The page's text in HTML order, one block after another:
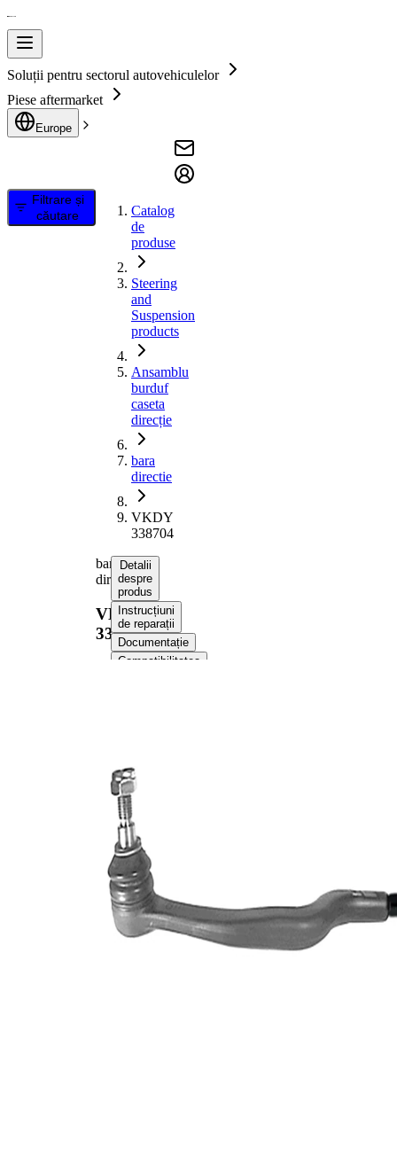
Soluții pentru sectorul autovehiculelor
Piese aftermarket
Europe
Filtrare și
căutare
Catalog
de
produse
Steering
and
Suspension
products
Ansamblu
burduf
caseta
direcție
bara
directie
VKDY
338704
bara
directie
VKDY
338704
Detalii
despre
produs
Instrucțiuni
de reparații
Documentație
Compatibilitatea
Articol
extins/Informatii
de extindere
Numar articol
par